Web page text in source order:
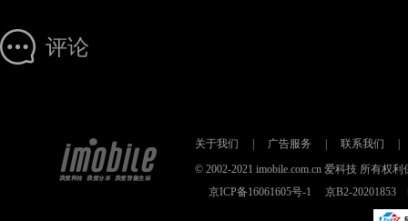
评论
关于我们 广告服务 联系我们
© 2002-2021 imobile.com.cn 爱科技 所有权
京ICP备16061605号-1
京B2-20201853